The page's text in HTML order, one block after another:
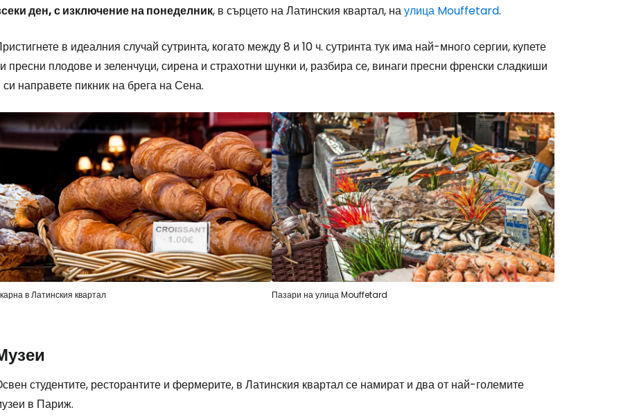
ден, с изключение на понеделник, в сърцето на Латинския квартал, наулица Mouffetard.
в идеалния случай сутринта, когато между 8 и 10 ч. сутринта тук има най-много сергии, купете
пресни плодове и зеленчуци, сирена и страхотни шунки и, разбира се, винаги пресни френски сладкиши
си направете пикник на брега на Сена.
в Латинския квартал Пазари на улица Mouffetard
студентите, ресторантите и фермерите, в Латинския квартал се намират и два от най-големите
в Париж.